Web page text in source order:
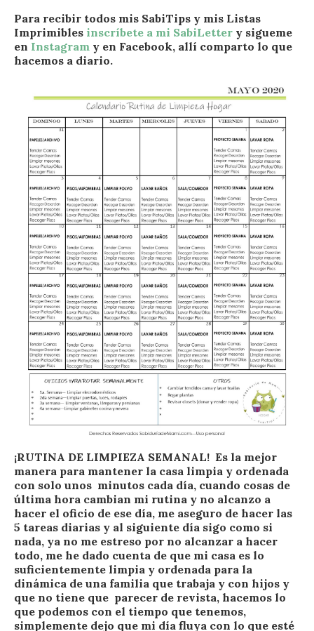
Para recibir todos mis SabiTips y mis Listas
Imprimibles inscríbete a mi SabiLetter y sigueme
en Instagram y en Facebook, allí comparto lo que
hacemos a diario.
¡RUTINA DE LIMPIEZA SEMANAL! Es la mejor
manera para mantener la casa limpia y ordenada
con solo unos minutos cada día, cuando cosas de
última hora cambian mi rutina y no alcanzo a
hacer el oficio de ese día, me aseguro de hacer las
5 tareas diarias y al siguiente día sigo como si
nada, ya no me estreso por no alcanzar a hacer
todo, me he dado cuenta de que mi casa es lo
suficientemente limpia y ordenada para la
dinámica de una familia que trabaja y con hijos y
que no tiene que parecer de revista, hacemos lo
que podemos con el tiempo que tenemos,
simplemente dejo que mi día fluya con lo que esté